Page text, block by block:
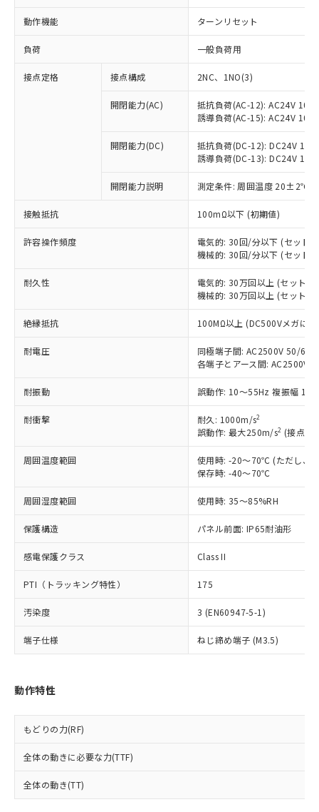
動作機能 ターンリセット
負荷 一般負荷用
接点定格 接点構成 2NC、1NO(3)
開閉能力(AC)
抵抗負荷(AC-12): AC24V
誘導負荷(AC-15): AC24V
開閉能力(DC)
抵抗負荷(DC-12): DC24V
誘導負荷(DC-13): DC24V
開閉能力説明 測定条件: 周囲温度 20±2℃
接触抵抗 100mΩ以下 (初期値)
許容操作頻度
電気的: 30回/分以下 (セット
機械的: 30回/分以下 (セット
耐久性
電気的: 30万回以上 (セット、
機械的: 30万回以上 (セット、
絶縁抵抗 100MΩ以上 (DC500Vメガに
耐電圧
同極端子間: AC2500V 50/
各端子とアース間: AC2500V
耐振動 誤動作: 10～55Hz 複振幅
耐衝撃 耐久: 1000m/s2
誤動作: 最大250m/s2 (接点開
周囲温度範囲
使用時: -20～70℃ (ただし、
保存時: -40～70℃
周囲湿度範囲 使用時: 35～85%RH
保護構造 パネル前面: IP65耐油形
感電保護クラス Class II
PTI（トラッキング特性） 175
汚染度 3 (EN60947-5-1)
端子仕様 ねじ締め端子 (M3.5)
動作特性
もどりの力(RF)
全体の動きに必要な力(TTF)
全体の動き(TT)
ご利用条件
以下の条件をお読みいただき、同意のうえ
本サービスは、当社制御機器事業取扱
商品の当社在庫状況および標準価格
(税抜)を提供させていただくもので
当社制御機器事業取扱商品の中には、
本サービスの対象外となる商品もある
ことをご了承ください。
在庫状況および標準価格照会結果は、
記載している更新日時点での社内デー
タに基づき作成されるものであり、閲
準価格とは異なる場合があることをご
了承ください。
様のお取引先、またはお客様担当のオ
ムロン制御機器販売店・当社販売員に
オムロン制御機器販売店や当社販売拠
事前の承諾なく第三者に漏洩または開
示しないようお願いします。
ビス）をご利用いただくには、I-Web
あります。
お客様が当ウェブサイト上で当社にご
対応済み：EU RoHS指令（10物質）の
非含有に対応した製品が提供可能な商品で
対応予定：EU RoHS指令（10物質）の非含
有に対応した製品に切り替える予定のある
商品です。
対応予定なし：EU RoHS指令（10物質）の
非含有に非対応の商品で、対応品を出す予
調査・確認中：EU RoHS指令（10物質）の
非含有の対応状況を調査中または確認中の
非該当品：ライセンス料など無形物で、有
仕入先様の事情により、非含有部品として
いたものが、含有品と判明した場合などや
むを得ず変更することがあります。
*EU RoHS指令（10物質）：
六価クロム(Cr(Ⅵ)) 1000ppm以下、ポリ臭化ビフェニル
類(PBB) 1000ppm以下、ポリ臭化ジフェニルエーテル類
(PBDE) 1000ppm以下、フタル酸ビス(2-エチルヘキシ
ル) (DEHP)(別名：DOP) 1000ppm以下、フタル酸ブチ
ルベンジル（BBP） 1000ppm以下、フタル酸ジブチル
（DBP） 1000ppm以下、フタル酸ジイソブチル
但し、RoHS指令で産業用監視および制御機器に対する
適用除外項目は除く。
フタル酸エステル類の４物質については閾値を超える意
部品在庫の切り替え状況などにより、予定
月が前後することがあります。
「○」：最大均質材料含有率が中国RoHSの
基準値以下であることを示します。
「×」：最大均質材料含有率が中国RoHSの
基準値を超えていることを示します。
「－」：未確認です。当社販売部門へお問
い合わせください。
*中国RoHS10物質の基準値 (GB/T26572)：
Pb(鉛) :1000ppm、 Hg(水銀) : 1000ppm、 Cd(カドミウ
ム) : 100ppm、
Cr(Ⅵ)(六価クロム) : 1000ppm、 PBBs(ポリ臭化ビフェ
ニル類) : 1000ppm、 PBDEs(ポリ臭化ジフェニルエーテ
イソブチル) : 1000ppm、 BBP(フタル酸ブチルベンジ
DEHP(フタル酸ビス(2-エチルヘキシル)) : 1000ppm
準値以下であることを示します。
「10」：通常の使用状況下において有害物
質が外部に漏えいし、環境に深刻な影響を
及ぼさない年数を意味します。
「－」：未確認です。当社販売部門へお問
い合わせください。
当社は、これら貴社製品のうち、外国
為替および外国貿易法に定める商品
（以下｢規制貨物等」という）を輸出
または国外への提供する場合は、日本
国政府の輸出許可(または役務取引許
可)を取得するなどの必要な手続きを
当社は規制貨物を破棄する場合は、完
いよう必要な手段を講じます。
当社は貴社製品を、核兵器、ミサイ
ル、化学兵器、生物兵器またはその他
該第三者に通知します。また当社は、
法に輸出するおそれがある場合は、取
○ 一定数以上の在庫あり
一定数には満たないが在庫あり
－
在庫なし(最新の在庫状況につ
認ください)
白
情報を公開していない機種